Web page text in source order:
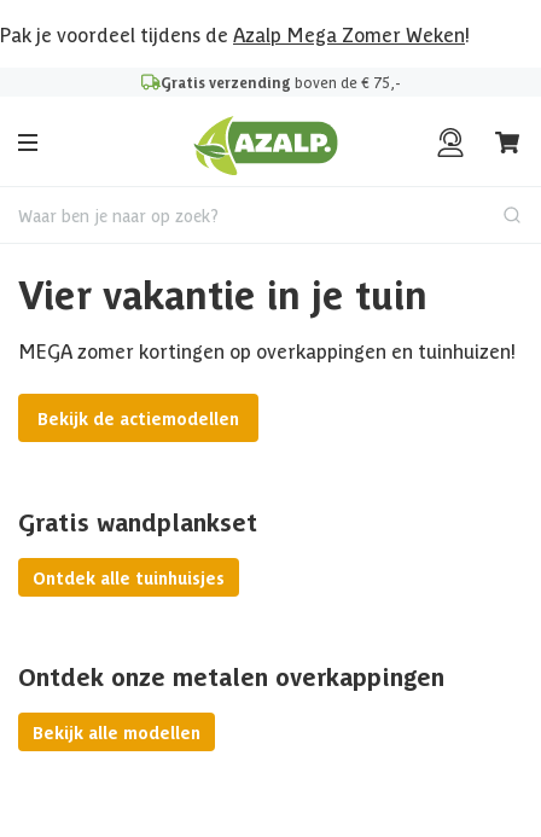
Pak je voordeel tijdens de Azalp Mega Zomer Weken!
Gratis verzending boven de € 75,-
Waar ben je naar op zoek?
Vier vakantie in je tuin
MEGA zomer kortingen op overkappingen en tuinhuizen!
Bekijk de actiemodellen
Gratis wandplankset
Ontdek alle tuinhuisjes
Ontdek onze metalen overkappingen
Bekijk alle modellen